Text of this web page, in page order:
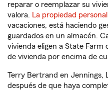
reparar o reemplazar su
valora. La propiedad personal
vacaciones, está haciendo
guardados en un almacén.
vivienda eligen a State Farm
de vivienda por encima de
Terry Bertrand en Jennings,
después de que haya